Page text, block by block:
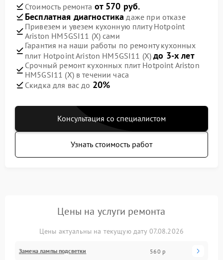
Стоимость ремонта от 570 руб.
Бесплатная диагностика даже при отказе
Привезем и увезем кухонную плиту Hotpoint
Ariston HM5GSI11 (X) сами
Гарантия на наши работы по ремонту кухонных
плит Hotpoint Ariston HM5GSI11 (X)до 3-х лет
Срочный ремонт кухонных плит Hotpoint Ariston
HM5GSI11 (X) в течении часа
Скидка для вас до 20%
Консультация со специалистом
Узнать стоимость работ
Цены на услуги ремонта
Цены актуальны на текущую дату 07.08.2026
Замена лампы подсветки 560 р